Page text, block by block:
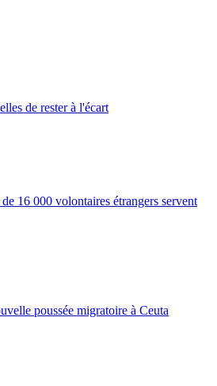
de rester à l'écart
16 000 volontaires étrangers servent
poussée migratoire à Ceuta